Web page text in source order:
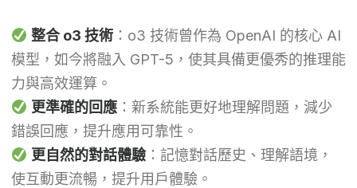
整合 o3 技術 ：o3 技術曾作為 OpenAI 的核心 AI
模型，如今將融入 GPT-5，使其具備更優秀的推理能
力與高效運算。
更準確的回應 ：新系統能更好地理解問題，減少
錯誤回應，提升應用可靠性。
更自然的對話體驗 ：記憶對話歷史、理解語境，
使互動更流暢，提升用戶體驗。